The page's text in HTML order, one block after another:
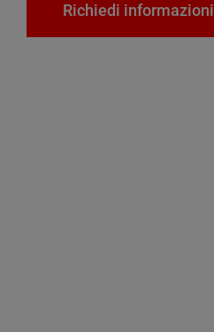
Richiedi informazioni